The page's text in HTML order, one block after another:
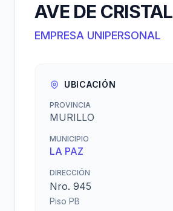
AVE DE CRISTAL
EMPRESA UNIPERSONAL
UBICACIÓN
PROVINCIA
MURILLO
MUNICIPIO
LA PAZ
DIRECCIÓN
Nro. 945
Piso PB